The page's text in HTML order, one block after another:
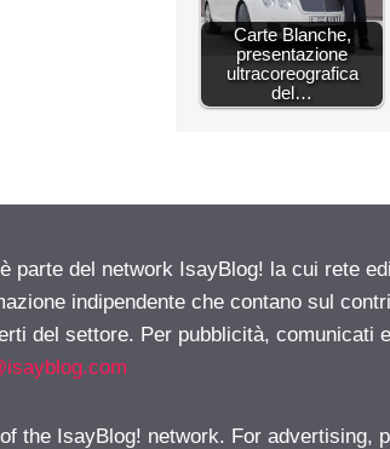
Carte Blanche,
presentazione
ultracoreografica
del…
parte del network IsayBlog! la cui rete
indipendente che contano sul
del settore. Per pubblicità, comunicati e
the IsayBlog! network. For advertising,